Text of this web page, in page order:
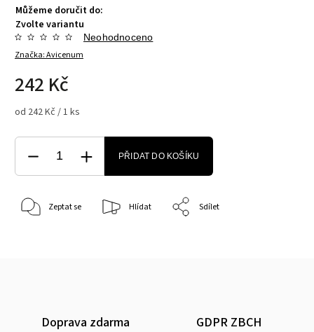
Můžeme doručit do:
Zvolte variantu
Značka:Avicenum
Neohodnoceno
242 Kč
od 242 Kč / 1 ks
PŘIDAT DO KOŠÍKU
Zeptat se Hlídat Sdílet
Doprava zdarma GDPR ZBCH